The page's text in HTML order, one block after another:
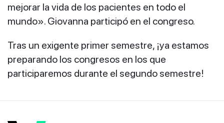
mejorar la vida de los pacientes en todo el
mundo». Giovanna participó en el congreso.
Tras un exigente primer semestre, ¡ya estamos
preparando los congresos en los que
participaremos durante el segundo semestre!